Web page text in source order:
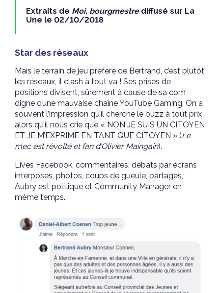
Extraits de Moi, bourgmestrediffusé sur La
Une le 02/10/2018
Star des réseaux
Mais le terrain de jeu préféré de Bertrand, c’est plutôt
les réseaux, il clash à tout va ! Ses prises de
positions divisent, sûrement à cause de sa com’
digne d’une mauvaise chaîne YouTube Gaming. On a
souvent l’impression qu’il cherche le buzz à tout prix
alors qu’il nous crie que « NON JE SUIS UN CITOYEN
ET JE M’EXPRIME EN TANT QUE CITOYEN » (Le
mec est révolté et fan d’Olivier Maingain).
Lives Facebook, commentaires, débats par écrans
interposés, photos, coups de gueule, partages,
Aubry est politique et Community Manager en
même temps.